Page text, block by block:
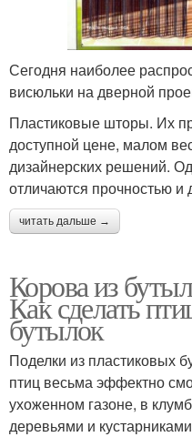
Сегодня наиболее
висюльки на дверной
Пластиковые шторы. Их
доступной цене, малом
дизайнерских решений.
отличаются прочностью и
читать дальше →
Корова из
Как сделать
бутылок
Поделки из пластиковых
птиц весьма эффектно
ухоженном газоне, в
деревьями и